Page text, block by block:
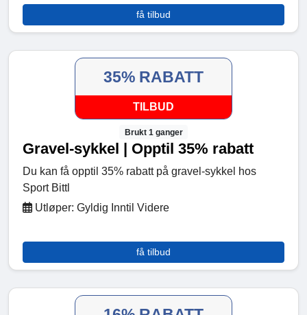
få tilbud
35% RABATT
TILBUD
Brukt 1 ganger
Gravel-sykkel | Opptil 35% rabatt
Du kan få opptil 35% rabatt på gravel-sykkel hos
Sport Bittl
Utløper: Gyldig Inntil Videre
få tilbud